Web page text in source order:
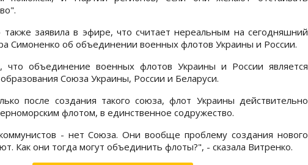
также заявила в эфире, что считает нереальным на сегодняшний
Симоненко об объединении военных флотов Украины и России.
что объединение военных флотов Украины и России является
Союза Украины, России и Беларуси.
после создания такого союза, флот Украины действительно
флотом, в единственное содружество.
- нет Союза. Они вообще проблему создания нового
Как они тогда могут объединить флоты?", - сказала Витренко.